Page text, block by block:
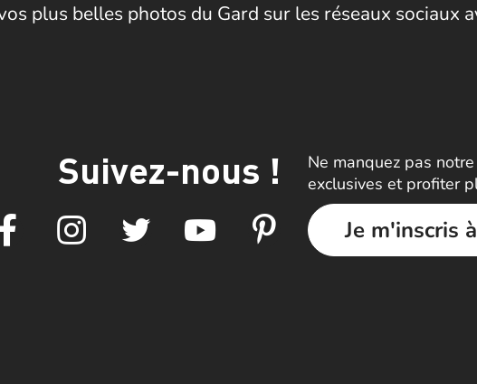
plus belles photos du Gard sur les réseaux sociaux
Suivez-nous !
Ne manquez pas
exclusives et profiter
Je m'inscris